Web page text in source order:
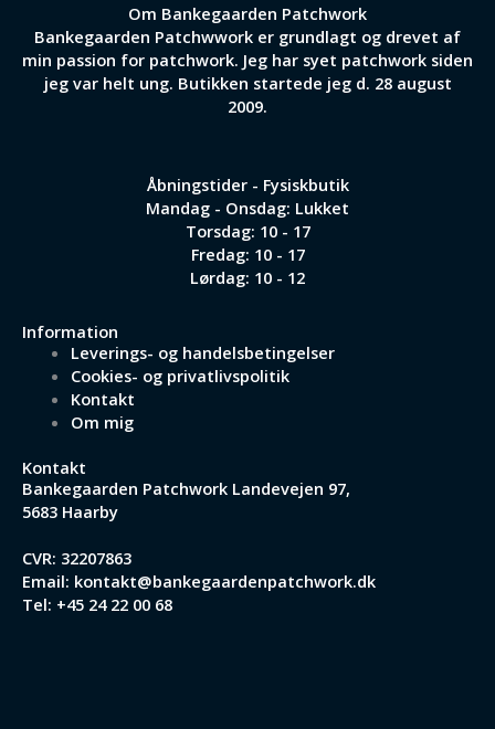
Om Bankegaarden Patchwork
Bankegaarden Patchwwork er grundlagt og drevet af
min passion for patchwork. Jeg har syet patchwork siden
jeg var helt ung. Butikken startede jeg d. 28 august
2009.
Åbningstider - Fysiskbutik
Mandag - Onsdag: Lukket
Torsdag: 10 - 17
Fredag: 10 - 17
Lørdag: 10 - 12
Information
Leverings- og handelsbetingelser
Cookies- og privatlivspolitik
Kontakt
Om mig
Kontakt
Bankegaarden Patchwork Landevejen 97,
5683 Haarby
CVR: 32207863
Email: kontakt@bankegaardenpatchwork.dk
Tel: +45 24 22 00 68